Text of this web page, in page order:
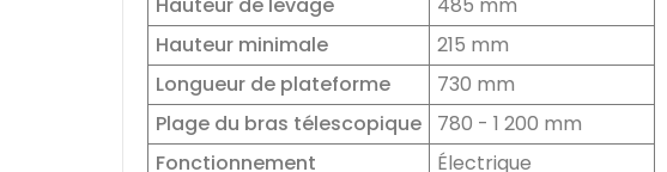
Hauteur minimale
215 mm
Longueur de plateforme
730 mm
Plage du bras télescopique
780 - 1 200 mm
Fonctionnement
Électrique